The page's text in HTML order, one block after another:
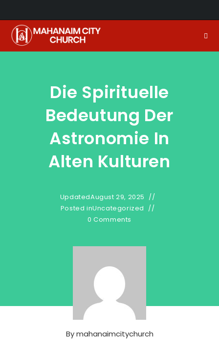
to
content
Die Spirituelle
Bedeutung Der
Astronomie In
Alten Kulturen
UpdatedAugust 29, 2025
Posted inUncategorized
0 Comments
Bymahanaimcitychurch